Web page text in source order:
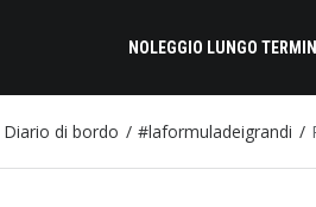
NOLEGGIO LUNGO
Diario di bordo #laformuladeigrandi